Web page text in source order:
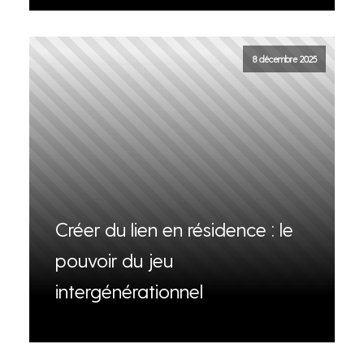
8 décembre 2025
Créer du lien en résidence : le
pouvoir du jeu
intergénérationnel